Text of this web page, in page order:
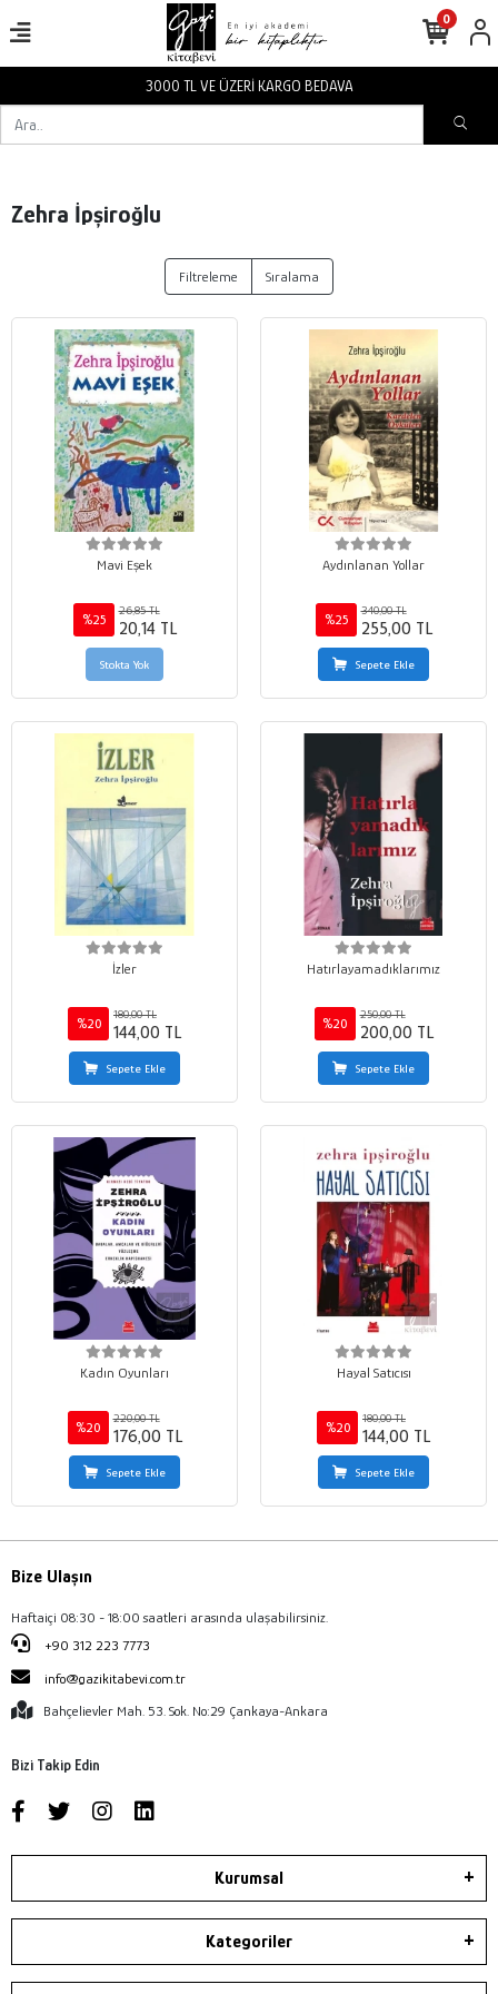
3000 TL VE ÜZERİ KARGO BEDAVA
0
Zehra İpşiroğlu
Filtreleme Sıralama
Mavi Eşek
%25
26,85 TL
20,14 TL
Stokta Yok
Aydınlanan Yollar
%25
340,00 TL
255,00 TL
Sepete Ekle
İzler
%20
180,00 TL
144,00 TL
Sepete Ekle
Hatırlayamadıklarımız
%20
250,00 TL
200,00 TL
Sepete Ekle
Kadın Oyunları
%20
220,00 TL
176,00 TL
Sepete Ekle
Hayal Satıcısı
%20
180,00 TL
144,00 TL
Sepete Ekle
Bize Ulaşın
Haftaiçi 08:30 - 18:00 saatleri arasında ulaşabilirsiniz.
+90 312 223 7773
info@gazikitabevi.com.tr
Bahçelievler Mah. 53. Sok. No:29 Çankaya-Ankara
Bizi Takip Edin
Kurumsal
Kategoriler